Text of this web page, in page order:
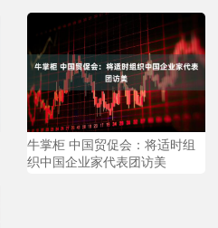
牛掌柜 中国贸促会：将适时组
织中国企业家代表团访美